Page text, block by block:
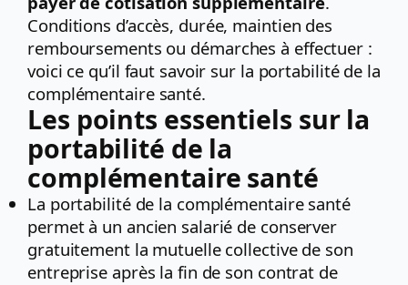
Conditions d’accès, durée, maintien des
remboursements ou démarches à effectuer :
voici ce qu’il faut savoir sur la portabilité de la
complémentaire santé.
Les points essentiels sur la
portabilité de la
complémentaire santé
La portabilité de la complémentaire santé
permet à un ancien salarié de conserver
gratuitement la mutuelle collective de son
entreprise après la fin de son contrat de